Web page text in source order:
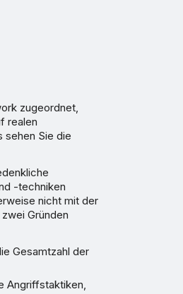
zugeordnet,
realen
sehen Sie die
-techniken
nicht mit der
Gründen
Gesamtzahl der
Angriffstaktiken,